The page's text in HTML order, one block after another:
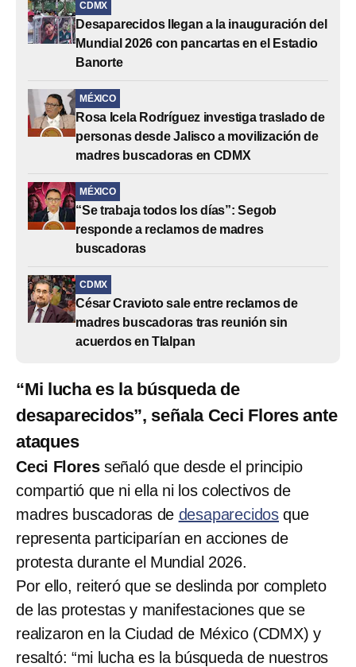
CDMX
Desaparecidos llegan a la inauguración del
Mundial 2026 con pancartas en el Estadio
Banorte
MÉXICO
Rosa Icela Rodríguez investiga traslado de
personas desde Jalisco a movilización de
madres buscadoras en CDMX
MÉXICO
“Se trabaja todos los días”: Segob
responde a reclamos de madres
buscadoras
CDMX
César Cravioto sale entre reclamos de
madres buscadoras tras reunión sin
acuerdos en Tlalpan
“Mi lucha es la búsqueda de
desaparecidos”, señala Ceci Flores ante
ataques
Ceci Floresseñaló que desde el principio
compartió que ni ella ni los colectivos de
madres buscadoras de desaparecidos que
representa participarían en acciones de
protesta durante el Mundial 2026.
Por ello, reiteró que se deslinda por completo
de las protestas y manifestaciones que se
realizaron en la Ciudad de México (CDMX) y
resaltó: “mi lucha es la búsqueda de nuestros